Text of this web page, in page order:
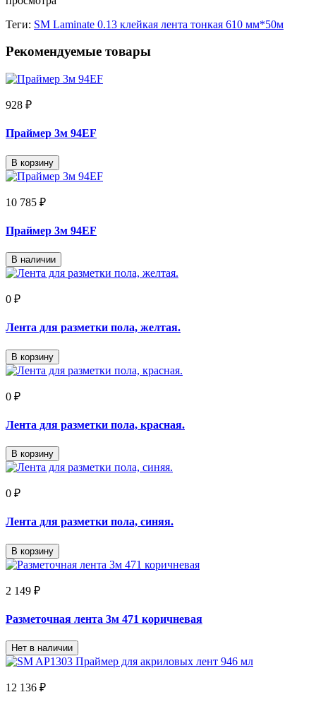
Теги: SM Laminate 0.13 клейкая лента тонкая 610 мм*50м
Рекомендуемые товары
928 ₽
Праймер 3м 94EF
В корзину
10 785 ₽
Праймер 3м 94EF
В наличии
0 ₽
Лента для разметки пола, желтая.
В корзину
0 ₽
Лента для разметки пола, красная.
В корзину
0 ₽
Лента для разметки пола, синяя.
В корзину
2 149 ₽
Разметочная лента 3м 471 коричневая
Нет в наличии
12 136 ₽